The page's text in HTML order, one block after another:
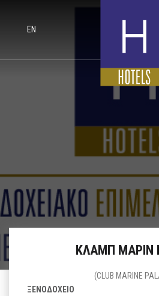
EN
ΚΛΑΜΠ ΜΑΡΙΝ
(CLUB MARINE
ΞΕΝΟΔΟΧΕΙΟ